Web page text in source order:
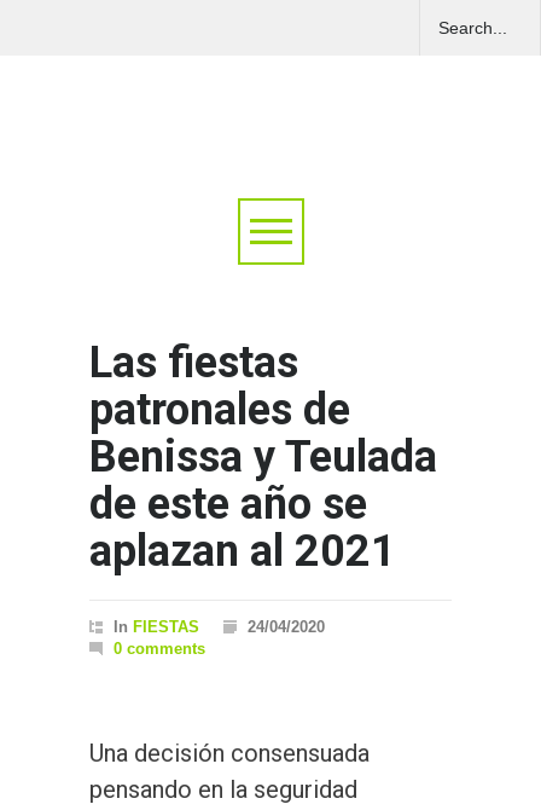
Las fiestas
patronales de
Benissa y Teulada
de este año se
aplazan al 2021
In FIESTAS
24/04/2020
0 comments
Una decisión consensuada
pensando en la seguridad